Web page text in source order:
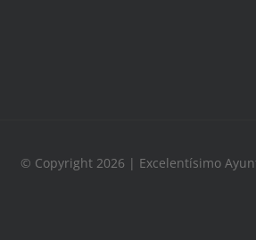
© Copyright 2026 | Excelentísimo